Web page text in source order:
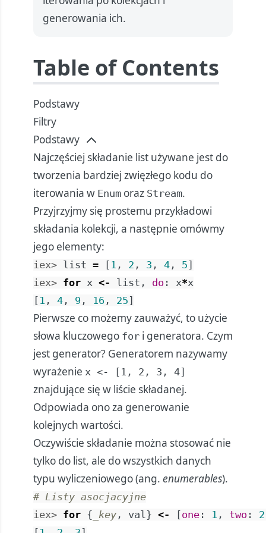
generowania ich.
Table of Contents
Podstawy
Filtry
Podstawy
Najczęściej składanie list używane jest do
tworzenia bardziej zwięzłego kodu do
iterowania w Enum oraz Stream.
Przyjrzyjmy się prostemu przykładowi
składania kolekcji, a następnie omówmy
jego elementy:
iex> list = [ 1 , 2 , 3 , 4 , 5]
iex> for x <- list , do : x*x
[ 1 , 4 , 9 , 16 , 25]
Pierwsze co możemy zauważyć, to użycie
słowa kluczowego for i generatora. Czym
jest generator? Generatorem nazywamy
wyrażenie x <- [1, 2, 3, 4]
znajdujące się w liście składanej.
Odpowiada ono za generowanie
kolejnych wartości.
Oczywiście składanie można stosować nie
tylko do list, ale do wszystkich danych
typu wyliczeniowego (ang. enumerables).
# Listy asocjacyjne
iex> for { _key , val} <- [one : 1 , two : 2